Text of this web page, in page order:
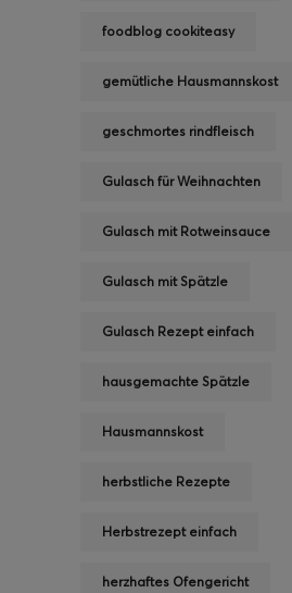
foodblog cookiteasy
gemütliche Hausmannskost
geschmortes rindfleisch
Gulasch für Weihnachten
Gulasch mit Rotweinsauce
Gulasch mit Spätzle
Gulasch Rezept einfach
hausgemachte Spätzle
Hausmannskost
herbstliche Rezepte
Herbstrezept einfach
herzhaftes Ofengericht